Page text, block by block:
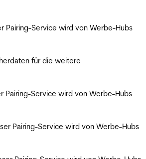
Pairing-Service wird von Werbe-Hubs
für die weitere
Pairing-Service wird von Werbe-Hubs
Pairing-Service wird von Werbe-Hubs